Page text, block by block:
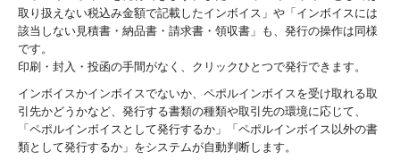
取り扱えない税込み金額で記載したインボイス」や「インボイスには
該当しない見積書・納品書・請求書・領収書」も、発行の操作は同様
です。
印刷・封入・投函の手間がなく、クリックひとつで発行できます。
インボイスかインボイスでないか、ペポルインボイスを受け取れる取
引先かどうかなど、発行する書類の種類や取引先の環境に応じて、
「ペポルインボイスとして発行するか」「ペポルインボイス以外の書
類として発行するか」をシステムが自動判断します。